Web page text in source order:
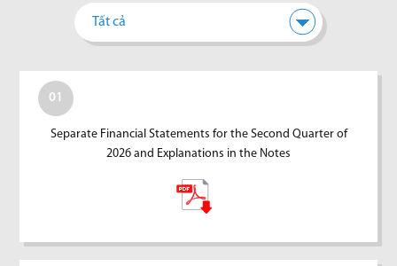
Tất cả
01
Separate Financial Statements for the Second Quarter of
2026 and Explanations in the Notes